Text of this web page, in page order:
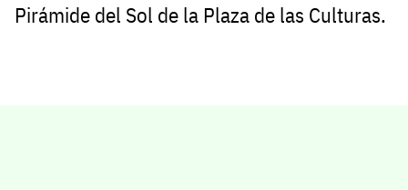
Pirámide del Sol de la Plaza de las Culturas.